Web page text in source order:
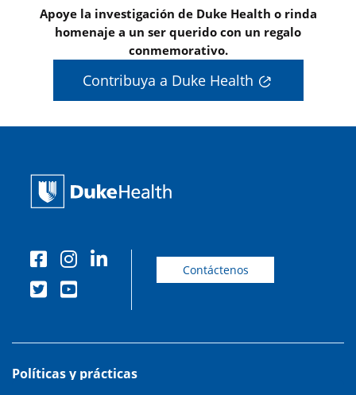
Apoye la investigación de Duke Health o rinda
homenaje a un ser querido con un regalo
conmemorativo.
Contribuya a Duke Health
Contáctenos
Políticas y prácticas